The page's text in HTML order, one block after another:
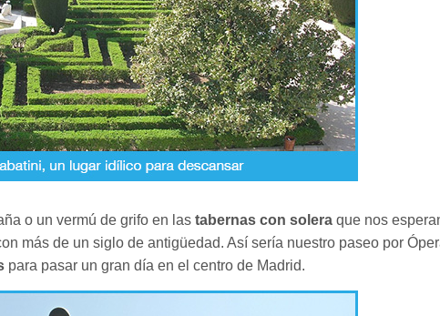
o un vermú de grifo en las tabernas con soleraque nos
más de un siglo de antigüedad. Así sería nuestro paseo por
para pasar un gran día en el centro de Madrid.